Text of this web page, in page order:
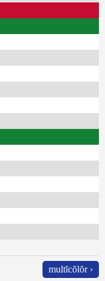
multĭcŏlŏr ›